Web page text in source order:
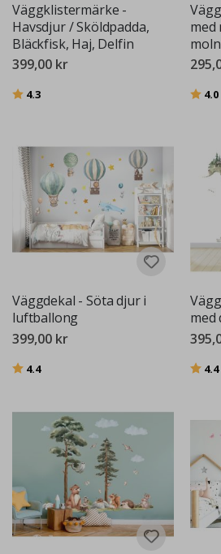
Väggklistermärke -
Havsdjur / Sköldpadda,
Bläckfisk, Haj, Delfin
399,00 kr
Betyg:
4.3
med
moln
Betyg:
4.0
Väggdekal - Söta djur i
luftballong
399,00 kr
Betyg:
4.4utav 5 stjärnor
med
Betyg:
4.4